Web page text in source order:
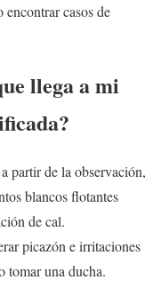
encontrar casos de
llega a mi
partir de la observación,
blancos flotantes
de cal.
picazón e irritaciones
tomar una ducha.